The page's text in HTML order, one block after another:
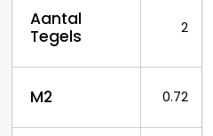
Aantal
Tegels
2
M2 0.72